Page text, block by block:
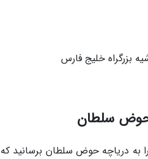
حوض سلطان
دریاچه حوض سلطان برسانید که